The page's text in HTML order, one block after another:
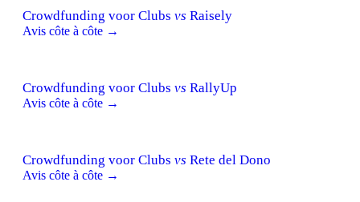
Crowdfunding voor Clubs vs Raisely
Avis côte à côte →
Crowdfunding voor Clubs vs RallyUp
Avis côte à côte →
Crowdfunding voor Clubs vs Rete del Dono
Avis côte à côte →